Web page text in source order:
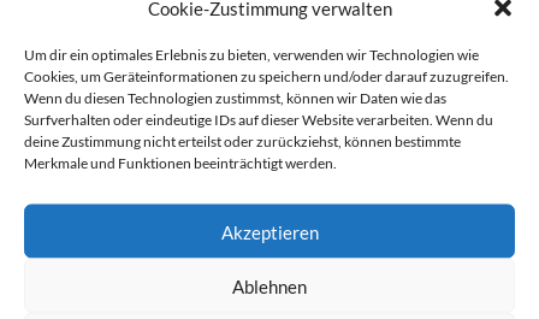
Cookie-Zustimmung verwalten
Um dir ein optimales Erlebnis zu bieten, verwenden wir Technologien wie
Cookies, um Geräteinformationen zu speichern und/oder darauf zuzugreifen.
Wenn du diesen Technologien zustimmst, können wir Daten wie das
Surfverhalten oder eindeutige IDs auf dieser Website verarbeiten. Wenn du
deine Zustimmung nicht erteilst oder zurückziehst, können bestimmte
Merkmale und Funktionen beeinträchtigt werden.
Akzeptieren
Ablehnen
Bessi-7.jpg